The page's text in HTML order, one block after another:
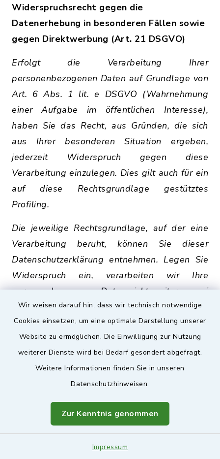
Wir weisen darauf hin, dass wir technisch notwendige
Cookies einsetzen, um eine optimale Darstellung unserer
Website zu ermöglichen. Die Einwilligung zur Nutzung
weiterer Dienste wird bei Bedarf gesondert abgefragt.
Weitere Informationen finden Sie in unseren
Datenschutzhinweisen.
Zur Kenntnis genommen
Impressum
Widerspruchsrecht gegen die
Datenerhebung in besonderen Fällen sowie
gegen Direktwerbung (Art. 21 DSGVO)
Erfolgt die Verarbeitung Ihrer
personenbezogenen Daten auf Grundlage von
Art. 6 Abs. 1 lit. e DSGVO (Wahrnehmung
einer Aufgabe im öffentlichen Interesse),
haben Sie das Recht, aus Gründen, die sich
aus Ihrer besonderen Situation ergeben,
jederzeit Widerspruch gegen diese
Verarbeitung einzulegen. Dies gilt auch für ein
auf diese Rechtsgrundlage gestütztes
Profiling.
Die jeweilige Rechtsgrundlage, auf der eine
Verarbeitung beruht, können Sie dieser
Datenschutzerklärung entnehmen. Legen Sie
Widerspruch ein, verarbeiten wir Ihre
personenbezogenen Daten nicht weiter, es sei
denn, wir können zwingende schutzwürdige
Gründe nachweisen, die Ihre Interessen,
Rechte und Freiheiten überwiegen, oder die
Verarbeitung dient der Geltendmachung,
Ausübung oder Verteidigung von
Rechtsansprüchen.
Werden personenbezogene Daten zum Zweck
der Direktwerbung verarbeitet, haben Sie das